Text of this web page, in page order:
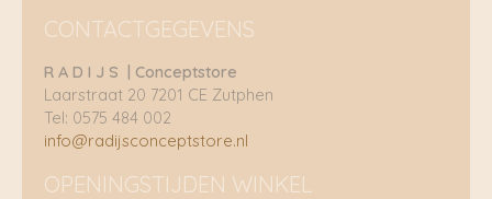
CONTACTGEGEVENS
R A D I J S | Conceptstore
Laarstraat 20 7201 CE Zutphen
Tel: 0575 484 002
info@radijsconceptstore.nl
OPENINGSTIJDEN WINKEL